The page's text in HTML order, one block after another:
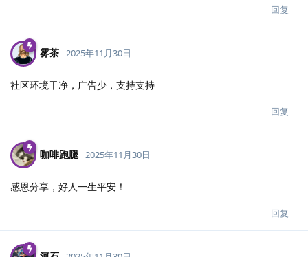
回复
雾茶 2025年11月30日
社区环境干净，广告少，支持支持
回复
咖啡跑腿 2025年11月30日
感恩分享，好人一生平安！
回复